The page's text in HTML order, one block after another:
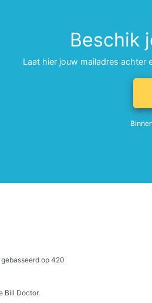
Beschik
Laat hier jouw mailadres achter
gebasseerd op 420
Bill Doctor.